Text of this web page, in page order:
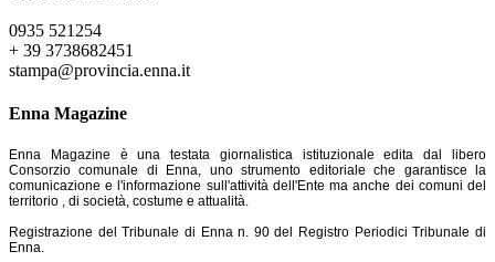
0935 521254
+ 39 3738682451
stampa@provincia.enna.it
Enna Magazine
Enna Magazine è una testata giornalistica istituzionale edita dal libero
Consorzio comunale di Enna, uno strumento editoriale che garantisce la
comunicazione e l'informazione sull'attività dell'Ente ma anche dei comuni del
territorio , di società, costume e attualità.
Registrazione del Tribunale di Enna n. 90 del Registro Periodici Tribunale di
Enna.